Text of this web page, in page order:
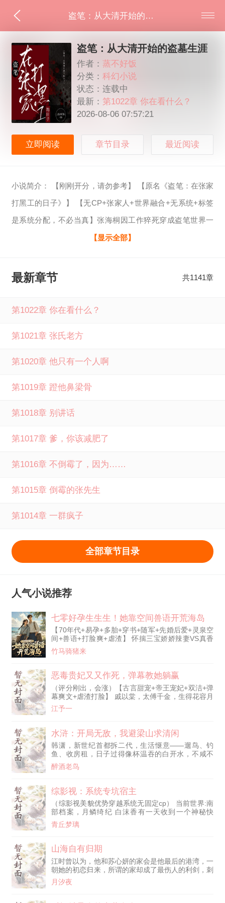
盗笔：从大清开始的盗墓生涯
盗笔：从大清开始的盗墓生涯
作者： 蒸不好饭
分类：科幻小说
状态：连载中
最新： 第1022章 你在看什么？
2026-08-06 07:57:21
立即阅读 章节目录 最近阅读
小说简介： 【刚刚开分，请勿参考】 【原名《盗笔：在张家
打黑工的日子》】 【无CP+张家人+世界融合+无系统+标签
是系统分配，不必当真】张海桐因工作猝死穿成盗笔世界一
个张家外家人，从此开始兢兢业业打黑工，勤勤恳恳做牛马
核心圈子，还无意间成了小族长的“顾命大臣”。 不仅被小哥
势，南能南洋杀军阀。 西跟绿林 盗笔：从大清开始的盗墓生
开始的盗墓生涯蒸不好饭最新章节，请分享给您的好友一起
来笔下文学免费阅读。
【显示全部】
最新章节 共1141章
第1022章 你在看什么？
第1021章 张氏老方
第1020章 他只有一个人啊
第1019章 蹬他鼻梁骨
第1018章 别讲话
第1017章 爹，你该减肥了
第1016章 不倒霉了，因为……
第1015章 倒霉的张先生
第1014章 一群疯子
全部章节目录
人气小说推荐
七零好孕生生生！她靠空间兽语开荒海岛
【70年代+易孕+多胎+穿书+随军+先婚后爱+灵泉空
间+兽语+打脸爽+虐渣】 怀揣三宝娇娇辣妻VS真香
冷脸硬汉军官 司笙刚刚穿书，假千金表妹就怂恿她
打掉孩子，离婚！ 原主愚蠢，听了她怂恿，孩子没
可姐不在轨道内。 离婚是不可能，这军婚她随定
了！ 司笙怀揣三宝，抱紧男主大腿进岛。 贫困海岛
上来了个娇娇小姐。 刚开始，裴霆骁以为他的小妻
子肯定吃不了海岛的苦，
竹马骑猪来
恶毒贵妃又又作死，弹幕教她躺赢
（评分刚出，会涨）【古言甜宠+帝王宠妃+双洁+弹
幕爽文+虐渣打脸】 戚以棠，太傅千金，生得花容月
貌，过得顺风顺水。 然而议亲那年，她被强取豪
夺，成了反派帝王的妃子。 竹马深情几许：“棠儿，
话，打算给皇帝下毒。 然而眼前飘过排排金色弹幕
—— “好蠢的女配，男主早和女主好上了，骗你送死
呢！” “原著她下毒失败被反派囚禁了，桀桀桀黑化倒
计时，搓手等待。”
江予一
水浒：开局无敌，我避梁山求清闲
韩潇，新世纪首都拆二代，生活惬意——遛鸟、钓
鱼、收房租，日子过得像杯温吞的白开水，不咸不
淡，刚刚好。 没想到出去打个猎，一道雷劈下来，
直接给他劈穿了。 穿到了北宋年间。 还是自己相对
体质、绝世功法，开局就是满级号，连新手村都不用
出。 换别人，这配置早该争霸天下、登基称帝了。
韩潇不。他只想安安静静当条咸鱼，喝喝酒，打打
牌，陪陪老婆。
醉酒老鸟
综影视：系统专坑宿主
（综影视美貌优势穿越系统无固定cp） 当前世界:南
部档案，月鳞绮纪 白沫香有一天收到一个神秘快
递，绑定了所谓的“系统”，在各个影视、游戏世界里
穿越，完成相应的任务，积攒功德。 女主头脑清
穿，有的世界是胎穿，原创身份。 一念关山（李同
光）（暂时每周不定时更新） 暗河传（女1cp苏昌
河，女2cp苏暮雨）（完） 成何体统（夏侯澹）
（完） 逐玉（谢征，齐旻，
青丘梦璃
山海自有归期
江时曾以为，他和苏心妍的家会是他最后的港湾，一
朝她的初恋归来，所谓的家却成了最伤人的利剑，刺
向他的胸口。
月汐夜